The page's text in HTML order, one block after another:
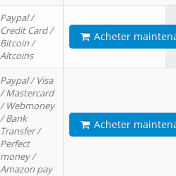
Paypal /
Credit Card /
Bitcoin /
Altcoins
Acheter
Paypal / Visa
/ Mastercard
/ Webmoney
/ Bank
Transfer /
Perfect
money /
Amazon pay
Acheter